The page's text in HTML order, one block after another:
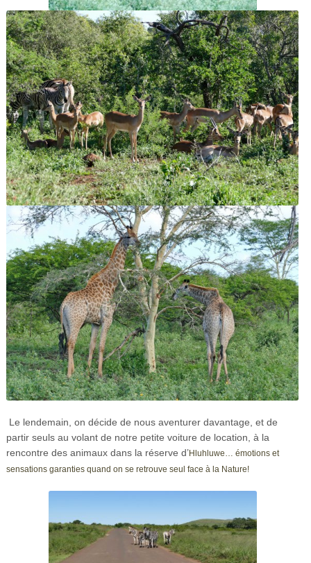
Le lendemain, on décide de nous aventurer davantage, et de
partir seuls au volant de notre petite voiture de location, à la
rencontre des animaux dans la réserve d’Hluhluwe… émotions et
sensations garanties quand on se retrouve seul face à la Nature!